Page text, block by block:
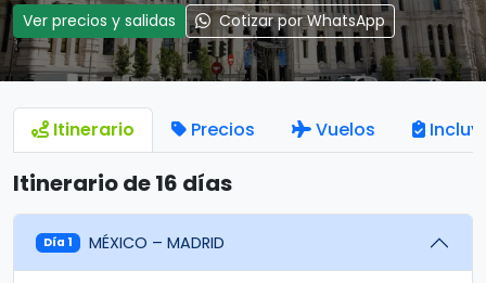
Ver precios y salidas Cotizar por WhatsApp
Itinerario Precios Vuelos
Itinerario de 16 días
Día 1 MÉXICO – MADRID